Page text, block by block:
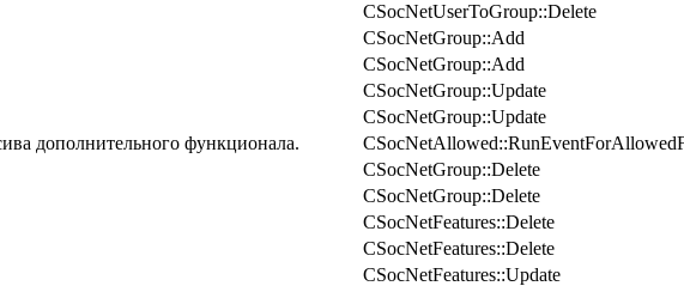
CSocNetUserToGroup::Delete
CSocNetGroup::Add
CSocNetGroup::Add
CSocNetGroup::Update
CSocNetGroup::Update
дополнительного функционала.
CSocNetGroup::Delete
CSocNetGroup::Delete
CSocNetFeatures::Delete
CSocNetFeatures::Delete
CSocNetFeatures::Update